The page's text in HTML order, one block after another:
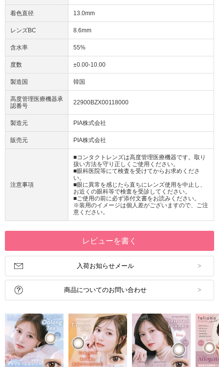
着色直径 13.0mm
レンズBC 8.6mm
含水率 55%
度数 ±0.00-10.00
製造国 韓国
高度管理医療機器承
認番号
22900BZX00118000
製造元 PIA株式会社
販売元 PIA株式会社
注意事項
■コンタクトレンズは高度管理医療機器です。取り
扱い方法を守り正しくご使用ください。
■眼科医院等にて検査を受けてからお求めくださ
い。
■眼に異常を感じたら直ちにレンズ使用を中止し、
お近くの眼科等で検査を受診してください。
■ご使用の前に必ず添付文書をお読みください。
※装用のイメージは個人差がございますので、ご注
意ください。
レビューを書く
入荷お知らせメール
商品についてのお問い合わせ